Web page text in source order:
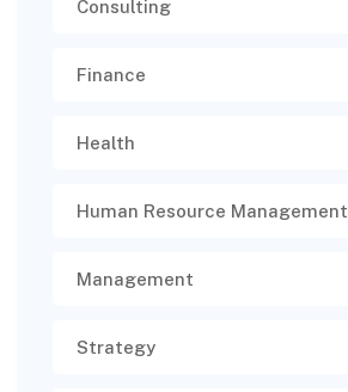
Consulting
Finance
Health
Human Resource Management
Management
Strategy